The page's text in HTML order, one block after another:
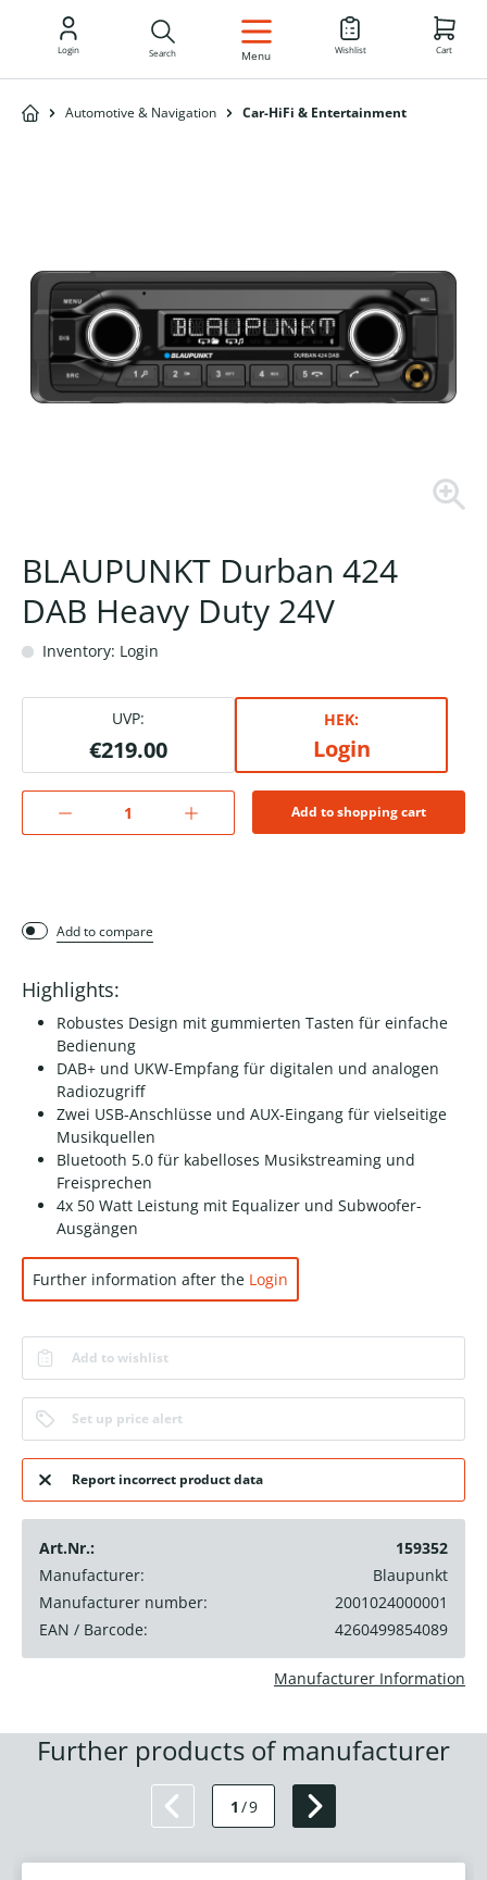
EN
Login Search Menu Wishlist Cart
Automotive & Navigation Car-HiFi & Entertainment
BLAUPUNKT Durban 424
DAB Heavy Duty 24V
Inventory: Login
UVP:
€219.00
HEK:
Login
Add to shopping cart
Add to compare
Highlights:
Robustes Design mit gummierten Tasten für einfache
Bedienung
DAB+ und UKW-Empfang für digitalen und analogen
Radiozugriff
Zwei USB-Anschlüsse und AUX-Eingang für vielseitige
Musikquellen
Bluetooth 5.0 für kabelloses Musikstreaming und
Freisprechen
4x 50 Watt Leistung mit Equalizer und Subwoofer-
Ausgängen
Further information after the Login
Add to wishlist
Set up price alert
Report incorrect product data
Art.Nr.:
159352
Manufacturer:
Blaupunkt
Manufacturer number:
2001024000001
EAN / Barcode:
4260499854089
Manufacturer Information
Further products of manufacturer
1 /9